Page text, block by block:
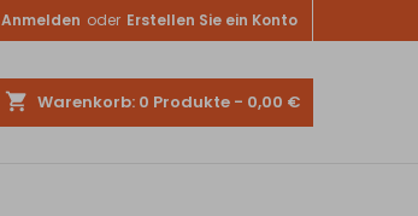
Anmelden oder Erstellen Sie ein Konto
shopping_cart Warenkorb: 0 Produkte - 0,00 €